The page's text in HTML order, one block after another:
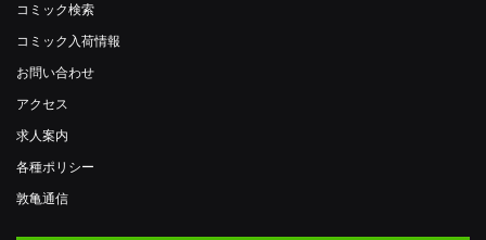
コミック検索
コミック入荷情報
お問い合わせ
アクセス
求人案内
各種ポリシー
敦亀通信